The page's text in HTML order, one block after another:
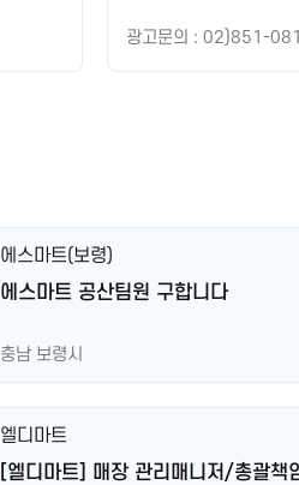
광고문의 : 02)851-
에스마트(보령)
에스마트 공산팀원 구합니다
충남 보령시
엘디마트
[엘디마트] 매장 관리매니저/총괄책